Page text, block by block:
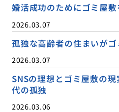
婚活成功のためにゴミ屋
2026.03.07
孤独な高齢者の住まいが
2026.03.07
SNSの理想とゴミ屋敷の
代の孤独
2026.03.06